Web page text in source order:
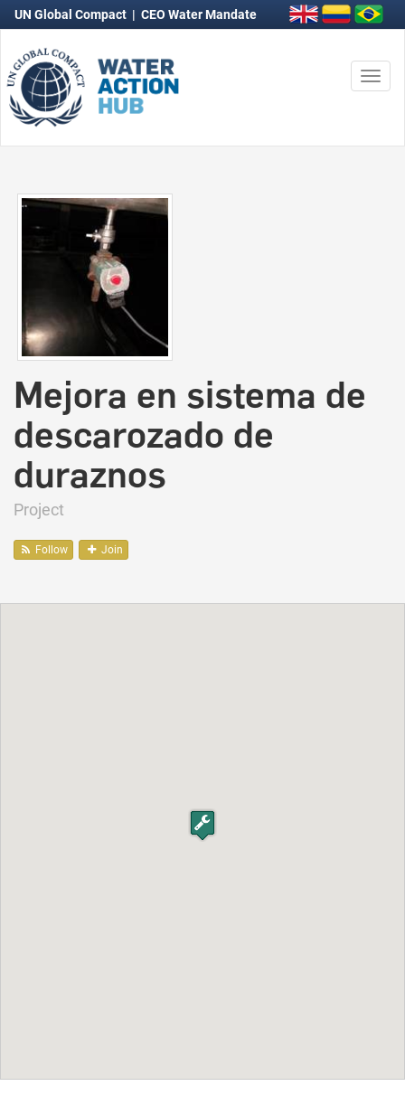
UN Global Compact | CEO Water Mandate
Mejora en sistema de
descarozado de
duraznos
Project
Follow Join